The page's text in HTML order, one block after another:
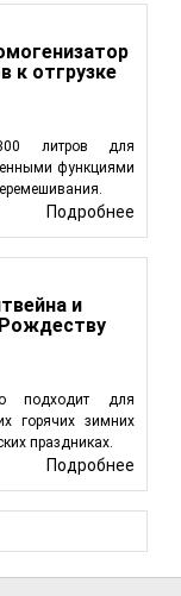
к отгрузке
литров для
функциями
Подробнее
и
Рождеству
подходит для
горячих зимних
праздниках.
Подробнее